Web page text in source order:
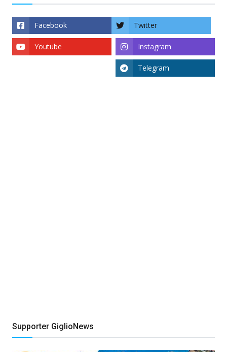
Facebook Twitter
Instagram
Youtube
Telegram
Supporter GiglioNews